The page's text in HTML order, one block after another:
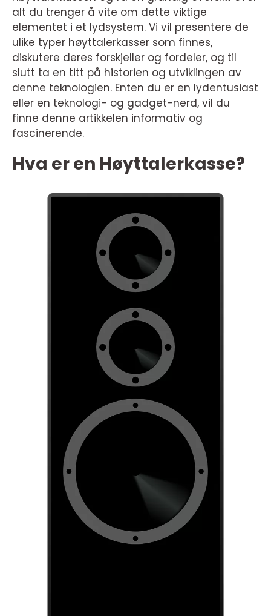
alt du trenger å vite om dette viktige
elementet i et lydsystem. Vi vil presentere de
ulike typer høyttalerkasser som finnes,
diskutere deres forskjeller og fordeler, og til
slutt ta en titt på historien og utviklingen av
denne teknologien. Enten du er en lydentusiast
eller en teknologi- og gadget-nerd, vil du
finne denne artikkelen informativ og
fascinerende.
Hva er en Høyttalerkasse?